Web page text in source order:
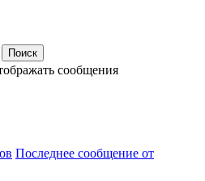
сообщения
Последнее сообщение от